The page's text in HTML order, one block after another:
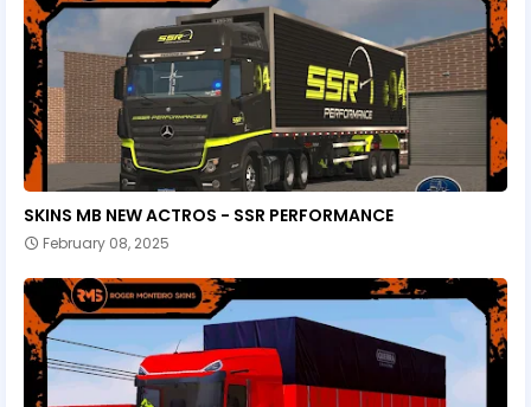
SKINS MB NEW ACTROS - SSR PERFORMANCE
February 08, 2025